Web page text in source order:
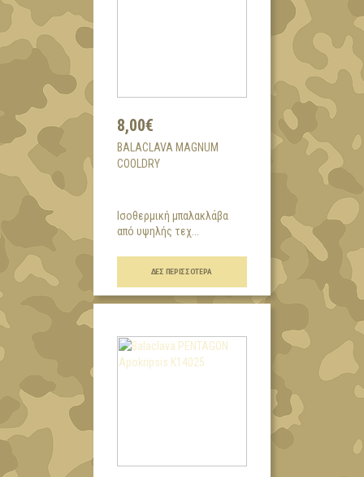
8,00€
BALACLAVA MAGNUM
COOLDRY
Ισοθερμική μπαλακλάβα
από υψηλής τεχ...
ΔΕΣ ΠΕΡΙΣΣΌΤΕΡΑ